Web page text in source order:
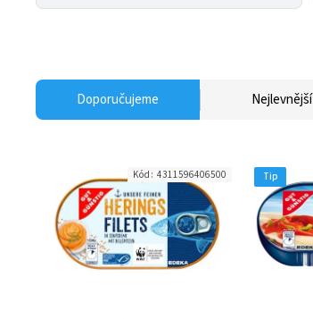
Doporučujeme Nejlevnější
Kód: 4311596406500 Tip